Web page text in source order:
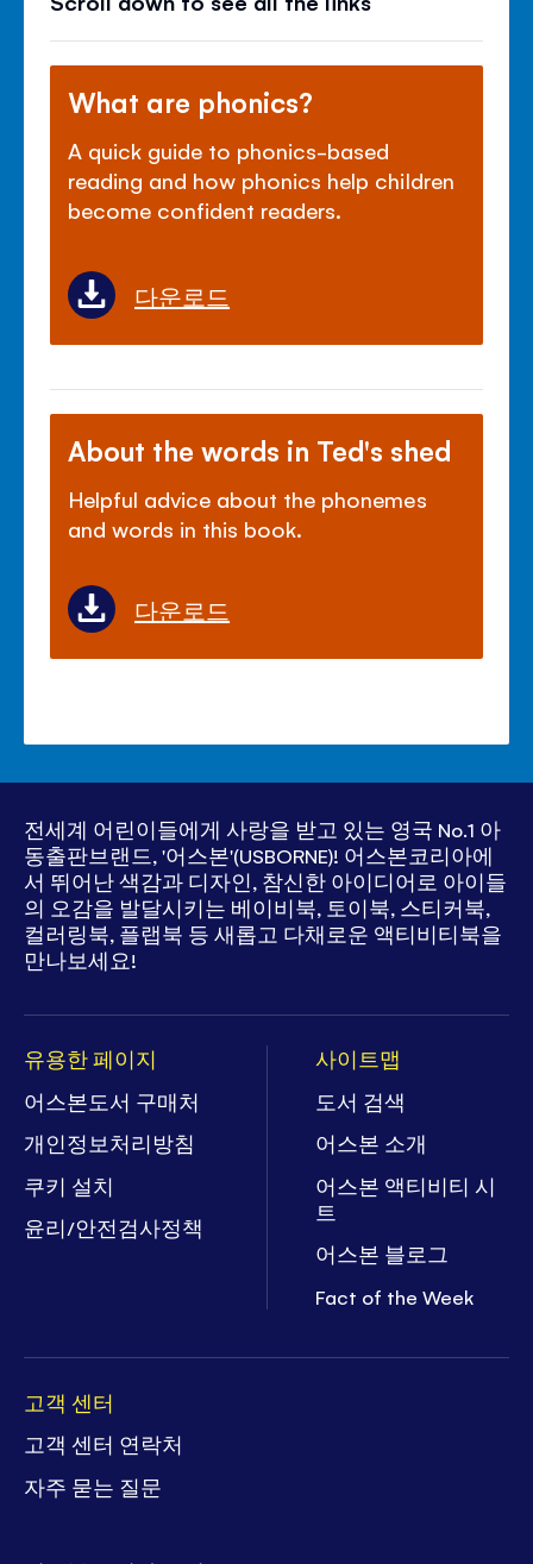
What are phonics?
A quick guide to phonics-based
reading and how phonics help children
become confident readers.
다운로드
About the words in Ted's shed
Helpful advice about the phonemes
and words in this book.
다운로드
유용한 페이지
어스본도서 구매처
개인정보처리방침
쿠키 설치
윤리/안전검사정책
사이트맵
도서 검색
어스본 소개
어스본 액티비티 시
트
어스본 블로그
Fact of the Week
고객 센터
고객 센터 연락처
자주 묻는 질문
전세계 어린이들에게 사랑을 받고 있는 영국 No.1 아
동출판브랜드, '어스본'(USBORNE)! 어스본코리아에
서 뛰어난 색감과 디자인, 참신한 아이디어로 아이들
의 오감을 발달시키는 베이비북, 토이북, 스티커북,
컬러링북, 플랩북 등새롭고 다채로운 액티비티북을
만나보세요!